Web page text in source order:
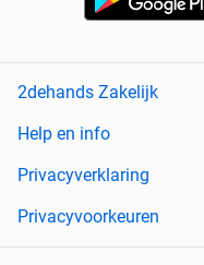
2dehands Zakelijk
Help en info
Privacyverklaring
Privacyvoorkeuren